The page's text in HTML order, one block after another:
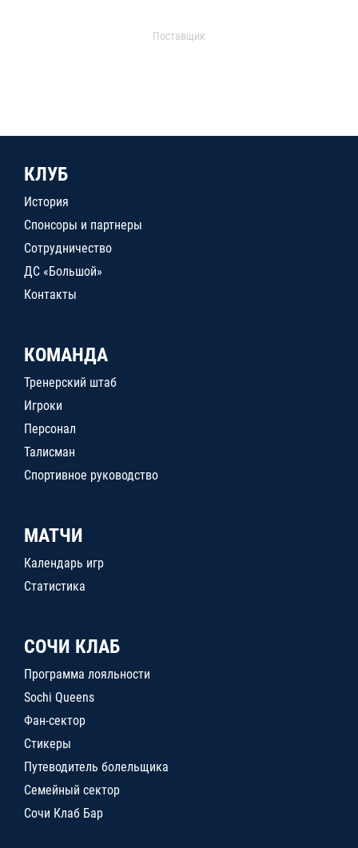
Поставщик
КЛУБ
История
Спонсоры и партнеры
Сотрудничество
ДС «Большой»
Контакты
КОМАНДА
Тренерский штаб
Игроки
Персонал
Талисман
Спортивное руководство
МАТЧИ
Календарь игр
Статистика
СОЧИ КЛАБ
Программа лояльности
Sochi Queens
Фан-сектор
Стикеры
Путеводитель болельщика
Семейный сектор
Сочи Клаб Бар